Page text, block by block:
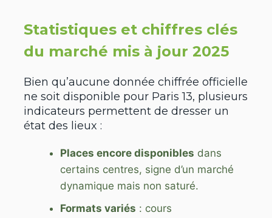
Statistiques et chiffres clés
du marché mis à jour 2025
Bien qu’aucune donnée chiffrée officielle
ne soit disponible pour Paris 13, plusieurs
indicateurs permettent de dresser un
état des lieux :
Places encore disponibles dans
certains centres, signe d’un marché
dynamique mais non saturé.
Formats variés : cours